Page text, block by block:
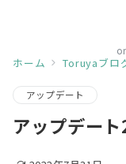
ホーム Toruyaブロ
アップデート
アップデー